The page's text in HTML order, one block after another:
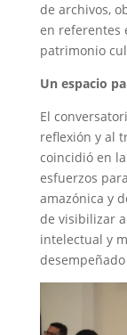
de archivos,
en referentes
patrimonio
Un espacio
El
reflexión y al
coincidió en
esfuerzos
amazónica y
de visibilizar
intelectual y